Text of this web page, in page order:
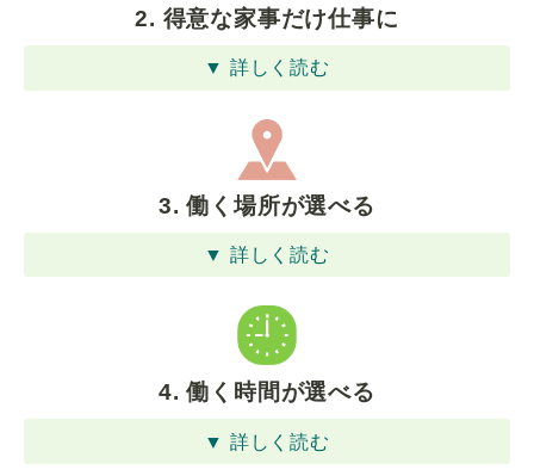
2. 得意な家事だけ仕事に
▼ 詳しく読む
3. 働く場所が選べる
▼ 詳しく読む
4. 働く時間が選べる
▼ 詳しく読む